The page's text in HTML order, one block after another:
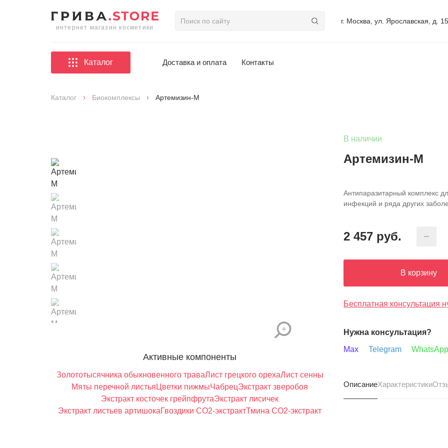
интернет магазин косметики
г. Москва, ул. Ярославская, д.
Каталог Доставка и оплата Контакты
Каталог Биокомплексы Артемизин-М
Активные компоненты
Золототысячника обыкновенного траваЛист грецкого орехаЛист сенны
Мяты перечной листья Цветки пижмыЧабрецЭкстракт зверобоя
Экстракт косточек грейпфрутаЭкстракт лисичек
Экстракт листьев артишокаГвоздики СО2-экстрактТмина СО2-экстракт
В наличии
Артемизин-М
Антипаразитарный комплекс
инфекций и ряда других
2 457 руб.
В корзину
Бесплатная консультация
Нужна консультация?
Max
Telegram WhatsApp
ОписаниеХарактеристики